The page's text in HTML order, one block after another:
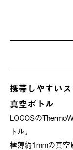
携帯しやすい
真空ボトル
LOGOSの
トル。
極薄約1mmの真